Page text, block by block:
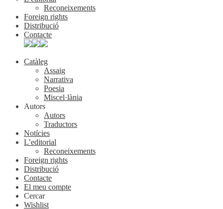
Reconeixements
Foreign rights
Distribució
Contacte
Catàleg
Assaig
Narrativa
Poesia
Miscel·lània
Autors
Autors
Traductors
Notícies
L’editorial
Reconeixements
Foreign rights
Distribució
Contacte
El meu compte
Cercar
Wishlist